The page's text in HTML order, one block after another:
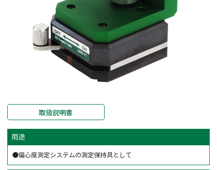
取扱説明書
用途
●偏心度測定システムの測定保持具として